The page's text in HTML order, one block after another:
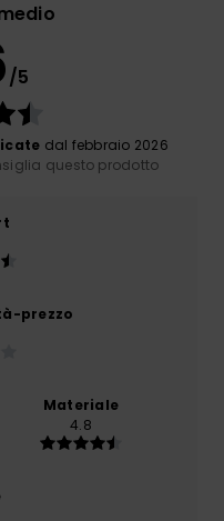
/5
dal febbraio 2026
questo prodotto
prezzo
Materiale
4.8